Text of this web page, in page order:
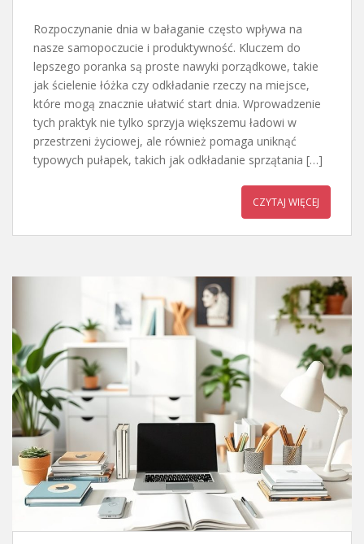
Rozpoczynanie dnia w bałaganie często wpływa na
nasze samopoczucie i produktywność. Kluczem do
lepszego poranka są proste nawyki porządkowe, takie
jak ścielenie łóżka czy odkładanie rzeczy na miejsce,
które mogą znacznie ułatwić start dnia. Wprowadzenie
tych praktyk nie tylko sprzyja większemu ładowi w
przestrzeni życiowej, ale również pomaga uniknąć
typowych pułapek, takich jak odkładanie sprzątania […]
CZYTAJ WIĘCEJ